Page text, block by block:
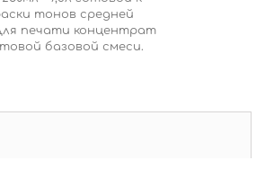
тонов средней
печати концентрат
базовой смеси.